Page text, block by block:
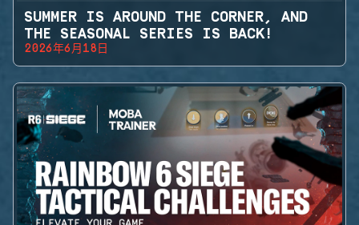
SUMMER IS AROUND THE CORNER, AND
THE SEASONAL SERIES IS BACK!
2026年6月18日